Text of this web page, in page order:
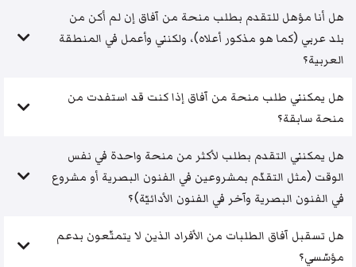
هل أنا مؤهل للتقدم بطلب منحة من آفاق إن لم أكن من
بلد عربي (كما هو مذكور أعلاه)، ولكنني وأعمل في المنطقة
العربية؟
هل يمكنني طلب منحة من آفاق إذا كنت قد استفدت من
منحة سابقة؟
هل يمكنني التقدم بطلب لأكثر من منحة واحدة في نفس
الوقت (مثل التقدّم بمشروعين في الفنون البصرية أو مشروع
في الفنون البصرية وآخر في الفنون الأدائيّة)؟
هل تسقبل آفاق الطلبات من الأفراد الذين لا يتمتّعون بدعم
مؤسّسي؟